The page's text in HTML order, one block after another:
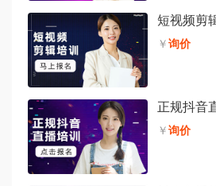
短视频剪
￥询价
正规抖音
￥询价